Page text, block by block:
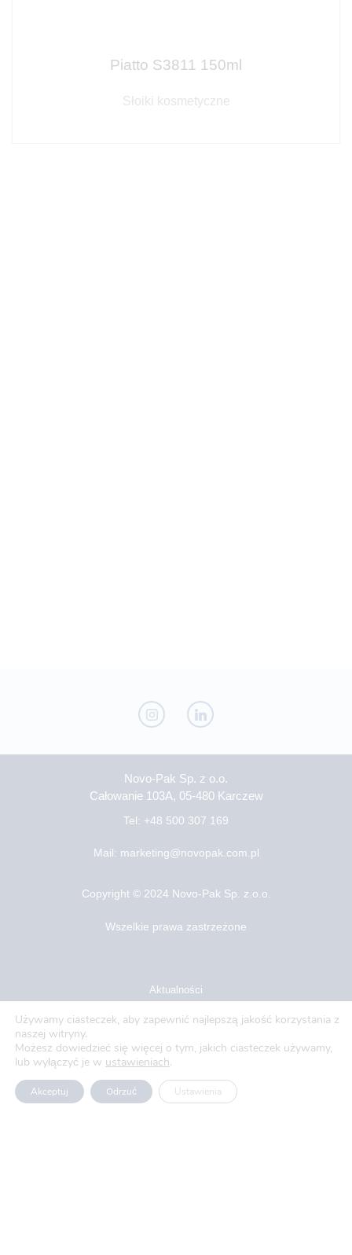
Piatto S3811 150ml
Słoiki kosmetyczne
Novo-Pak Sp. z o.o.
Całowanie 103A, 05-480 Karczew
Tel: +48 500 307 169
Mail: marketing@novopak.com.pl
Copyright © 2024 Novo-Pak Sp. z.o.o.
Wszelkie prawa zastrzeżone
Aktualności
Blog
O nas
Oferty pracy
Używamy ciasteczek, aby zapewnić najlepszą jakość korzystania z
naszej witryny.
Możesz dowiedzieć się więcej o tym, jakich ciasteczek używamy,
lub wyłączyć je w ustawieniach.
Akceptuj Odrzuć Ustawienia